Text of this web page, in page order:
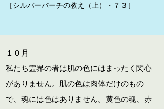
［シルバーバーチの教え（上）・７３］
​１０ 月
私たち霊界の者は肌の色にはまったく関心
がありません。肌の色は肉体だけのもの
で、魂には色はありません。黄色の魂、赤